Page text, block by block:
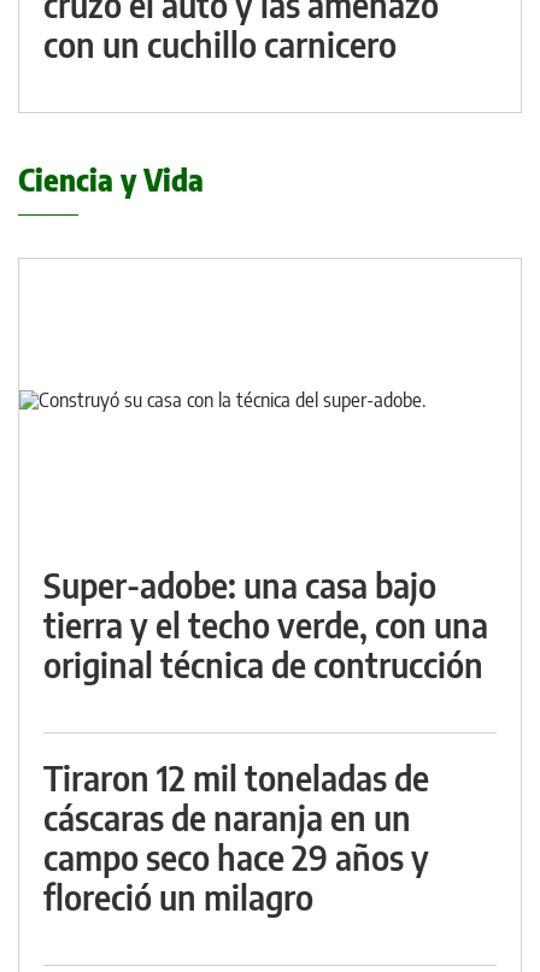
con un cuchillo carnicero
Ciencia y Vida
Super-adobe: una casa bajo
tierra y el techo verde, con una
original técnica de contrucción
Tiraron 12 mil toneladas de
cáscaras de naranja en un
campo seco hace 29 años y
floreció un milagro